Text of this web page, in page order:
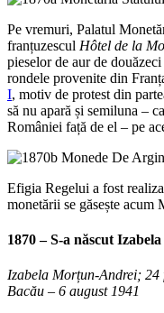
Pe vremuri, Palatul
franțuzescul Hôtel de la
pieselor de aur de
rondele provenite din
I, motiv de protest din
să nu apară și semiluna –
României față de el – pe
Efigia Regelui a fost
monetării se găsește
1870 – S-a născut Izabela
Izabela Morțun-Andrei; 24
Bacău – 6 august 1941